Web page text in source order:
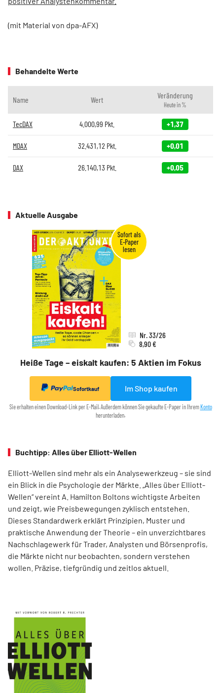
(mit Material von dpa-AFX)
Behandelte Werte
Name Wert Veränderung
Heute in %
TecDAX 4.000,99 Pkt. +1,37
MDAX 32.431,12 Pkt. +0,01
DAX 26.140,13 Pkt. +0,05
Aktuelle Ausgabe
Heiße Tage – eiskalt kaufen: 5 Aktien im Fokus
Nr. 33/26
8,90 €
Sofortkauf Im Shop kaufen
Sie erhalten einen Download-Link per E-Mail. Außerdem können Sie gekaufte E-Paper in Ihrem Konto
herunterladen.
Buchtipp: Alles über Elliott-Wellen
Elliott-Wellen sind mehr als ein Analysewerkzeug – sie sind
ein Blick in die Psychologie der Märkte. „Alles über Elliott-
Wellen“ vereint A. Hamilton Boltons wichtigste Arbeiten
und zeigt, wie Preisbewegungen zyklisch entstehen.
Dieses Standardwerk erklärt Prinzipien, Muster und
praktische Anwendung der Theorie – ein unverzichtbares
Nachschlagewerk für Trader, Analysten und Börsenprofis,
die Märkte nicht nur beobachten, sondern verstehen
wollen. Präzise, tiefgründig und zeitlos aktuell.